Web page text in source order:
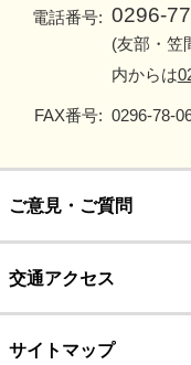
電話番号: 0296-
(友部・笠
内からは
FAX番号: 0296-78-
ご意見・ご質問
交通アクセス
サイトマップ